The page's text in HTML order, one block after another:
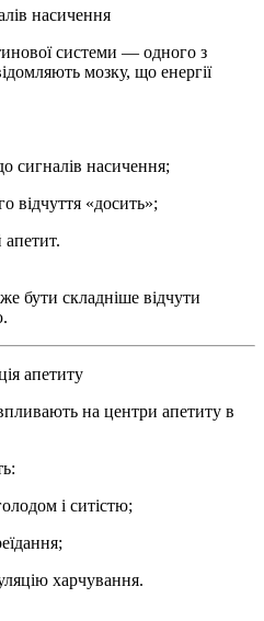
насичення
системи — одного з
мозку, що енергії
сигналів насичення;
відчуття «досить»;
бути складніше відчути
апетиту
на центри апетиту в
і ситістю;
харчування.